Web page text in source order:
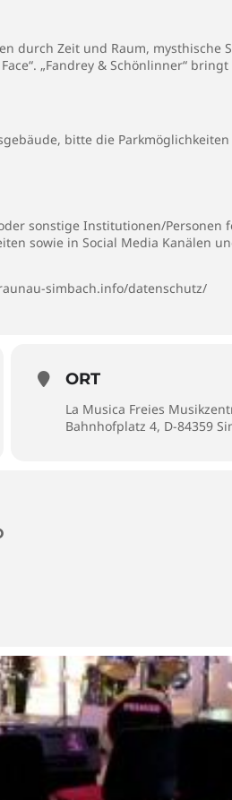
durch Zeit und Raum, mysthische
„Fandrey & Schönlinner“
bitte die
sonstige Institutionen/Personen
sowie in Social Media Kanälen
simbach.info/datenschutz/
ORT
La Musica Freies
Bahnhofplatz 4, D-84359